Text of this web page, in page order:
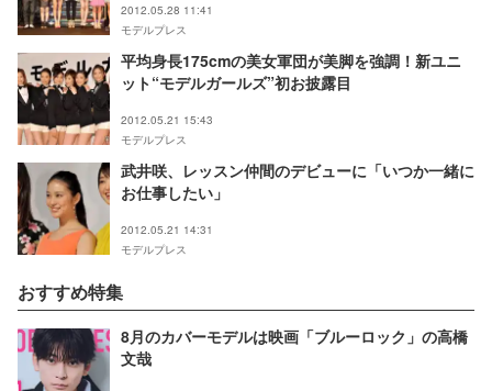
2012.05.28 11:41
モデルプレス
平均身長175cmの美女軍団が美脚を強調！新ユニ
ット“モデルガールズ”初お披露目
2012.05.21 15:43
モデルプレス
武井咲、レッスン仲間のデビューに「いつか一緒に
お仕事したい」
2012.05.21 14:31
モデルプレス
おすすめ特集
8月のカバーモデルは映画「ブルーロック」の高橋
文哉